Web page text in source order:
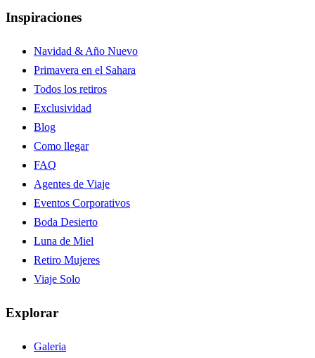
Inspiraciones
Navidad & Año Nuevo
Primavera en el Sahara
Todos los retiros
Exclusividad
Blog
Como llegar
FAQ
Agentes de Viaje
Eventos Corporativos
Boda Desierto
Luna de Miel
Retiro Mujeres
Viaje Solo
Explorar
Galeria